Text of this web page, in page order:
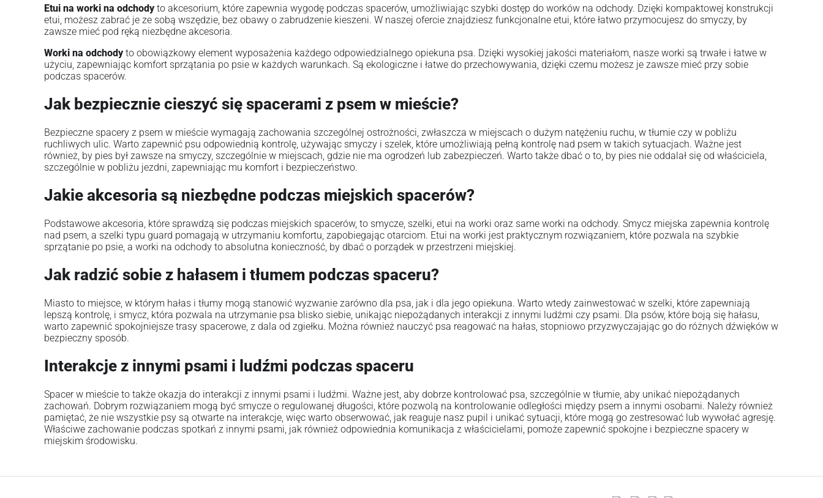
Etui na worki na odchody to akcesorium, które zapewnia wygodę podczas spacerów, umożliwiając szybki dostęp do worków na odchody. Dzięki kompaktowej konstrukcji
etui, możesz zabrać je ze sobą wszędzie, bez obawy o zabrudzenie kieszeni. W naszej ofercie znajdziesz funkcjonalne etui, które łatwo przymocujesz do smyczy, by
zawsze mieć pod ręką niezbędne akcesoria.
Worki na odchody to obowiązkowy element wyposażenia każdego odpowiedzialnego opiekuna psa. Dzięki wysokiej jakości materiałom, nasze worki są trwałe i łatwe w
użyciu, zapewniając komfort sprzątania po psie w każdych warunkach. Są ekologiczne i łatwe do przechowywania, dzięki czemu możesz je zawsze mieć przy sobie
podczas spacerów.
Jak bezpiecznie cieszyć się spacerami z psem w mieście?
Bezpieczne spacery z psem w mieście wymagają zachowania szczególnej ostrożności, zwłaszcza w miejscach o dużym natężeniu ruchu, w tłumie czy w pobliżu
ruchliwych ulic. Warto zapewnić psu odpowiednią kontrolę, używając smyczy i szelek, które umożliwiają pełną kontrolę nad psem w takich sytuacjach. Ważne jest
również, by pies był zawsze na smyczy, szczególnie w miejscach, gdzie nie ma ogrodzeń lub zabezpieczeń. Warto także dbać o to, by pies nie oddalał się od właściciela,
szczególnie w pobliżu jezdni, zapewniając mu komfort i bezpieczeństwo.
Jakie akcesoria są niezbędne podczas miejskich spacerów?
Podstawowe akcesoria, które sprawdzą się podczas miejskich spacerów, to smycze, szelki, etui na worki oraz same worki na odchody. Smycz miejska zapewnia kontrolę
nad psem, a szelki typu guard pomagają w utrzymaniu komfortu, zapobiegając otarciom. Etui na worki jest praktycznym rozwiązaniem, które pozwala na szybkie
sprzątanie po psie, a worki na odchody to absolutna konieczność, by dbać o porządek w przestrzeni miejskiej.
Jak radzić sobie z hałasem i tłumem podczas spaceru?
Miasto to miejsce, w którym hałas i tłumy mogą stanowić wyzwanie zarówno dla psa, jak i dla jego opiekuna. Warto wtedy zainwestować w szelki, które zapewniają
lepszą kontrolę, i smycz, która pozwala na utrzymanie psa blisko siebie, unikając niepożądanych interakcji z innymi ludźmi czy psami. Dla psów, które boją się hałasu,
warto zapewnić spokojniejsze trasy spacerowe, z dala od zgiełku. Można również nauczyć psa reagować na hałas, stopniowo przyzwyczajając go do różnych dźwięków w
bezpieczny sposób.
Interakcje z innymi psami i ludźmi podczas spaceru
Spacer w mieście to także okazja do interakcji z innymi psami i ludźmi. Ważne jest, aby dobrze kontrolować psa, szczególnie w tłumie, aby unikać niepożądanych
zachowań. Dobrym rozwiązaniem mogą być smycze o regulowanej długości, które pozwolą na kontrolowanie odległości między psem a innymi osobami. Należy również
pamiętać, że nie wszystkie psy są otwarte na interakcje, więc warto obserwować, jak reaguje nasz pupil i unikać sytuacji, które mogą go zestresować lub wywołać agresję.
Właściwe zachowanie podczas spotkań z innymi psami, jak również odpowiednia komunikacja z właścicielami, pomoże zapewnić spokojne i bezpieczne spacery w
miejskim środowisku.